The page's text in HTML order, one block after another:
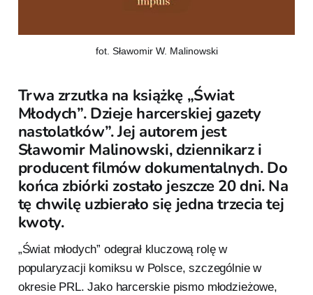
fot. Sławomir W. Malinowski
Trwa zrzutka na książkę „Świat
Młodych”. Dzieje harcerskiej gazety
nastolatków”. Jej autorem jest
Sławomir Malinowski, dziennikarz i
producent filmów dokumentalnych. Do
końca zbiórki zostało jeszcze 20 dni. Na
tę chwilę uzbierało się jedna trzecia tej
kwoty.
„Świat młodych” odegrał kluczową rolę w
popularyzacji komiksu w Polsce, szczególnie w
okresie PRL. Jako harcerskie pismo młodzieżowe,